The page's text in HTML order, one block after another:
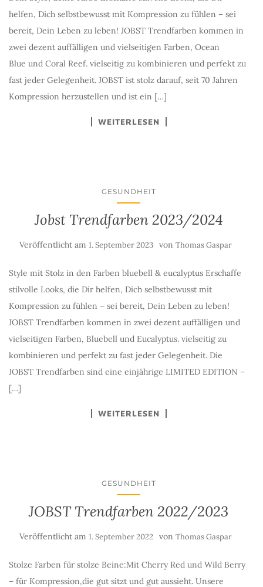
helfen, Dich selbstbewusst mit Kompression zu fühlen – sei
bereit, Dein Leben zu leben! JOBST Trendfarben kommen in
zwei dezent auffälligen und vielseitigen Farben, Ocean
Blue und Coral Reef. vielseitig zu kombinieren und perfekt zu
fast jeder Gelegenheit. JOBST ist stolz darauf, seit 70 Jahren
Kompression herzustellen und ist ein […]
WEITERLESEN
GESUNDHEIT
Jobst Trendfarben 2023/2024
Veröffentlicht am 1. September 2023 von Thomas Gaspar
Style mit Stolz in den Farben bluebell & eucalyptus Erschaffe
stilvolle Looks, die Dir helfen, Dich selbstbewusst mit
Kompression zu fühlen – sei bereit, Dein Leben zu leben!
JOBST Trendfarben kommen in zwei dezent auffälligen und
vielseitigen Farben, Bluebell und Eucalyptus. vielseitig zu
kombinieren und perfekt zu fast jeder Gelegenheit. Die
JOBST Trendfarben sind eine einjährige LIMITED EDITION –
[…]
WEITERLESEN
GESUNDHEIT
JOBST Trendfarben 2022/2023
Veröffentlicht am 1. September 2022 von Thomas Gaspar
Stolze Farben für stolze Beine:Mit Cherry Red und Wild Berry
– für Kompression,die gut sitzt und gut aussieht. Unsere